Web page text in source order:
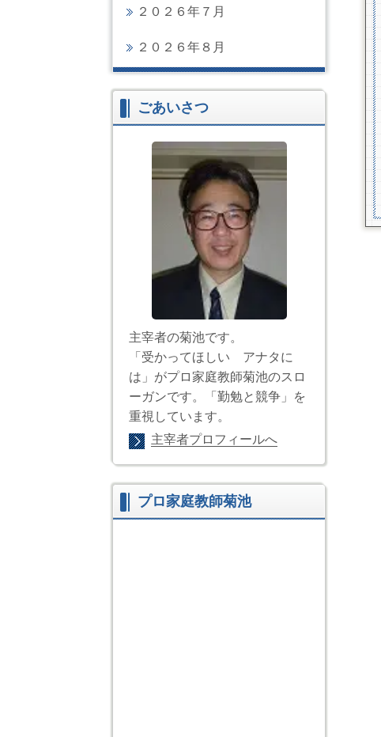
２０２６年７月
２０２６年８月
ごあいさつ
主宰者の菊池です。
「受かってほしい アナタに
は」がプロ家庭教師菊池のスロ
ーガンです。「勤勉と競争」を
重視しています。
主宰者プロフィールへ
プロ家庭教師菊池